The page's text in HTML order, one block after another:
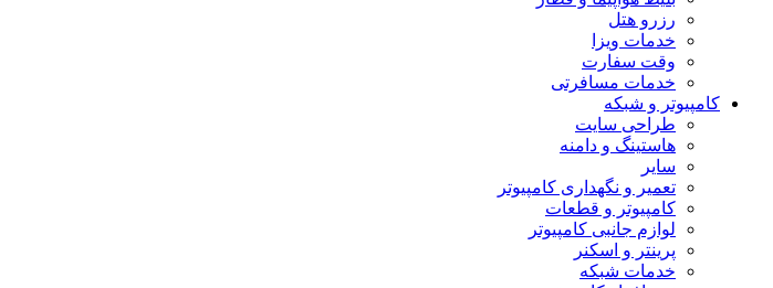
رزرو هتل
خدمات ویزا
وقت سفارت
خدمات مسافرتی
کامپیوتر و شبکه
طراحی سایت
هاستینگ و دامنه
سایر
تعمیر و نگهداری کامپیوتر
کامپیوتر و قطعات
لوازم جانبی کامپیوتر
پرینتر و اسکنر
خدمات شبکه